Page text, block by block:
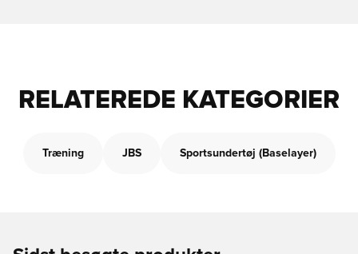
RELATEREDE KATEGORIER
Træning JBS Sportsundertøj (Baselayer)